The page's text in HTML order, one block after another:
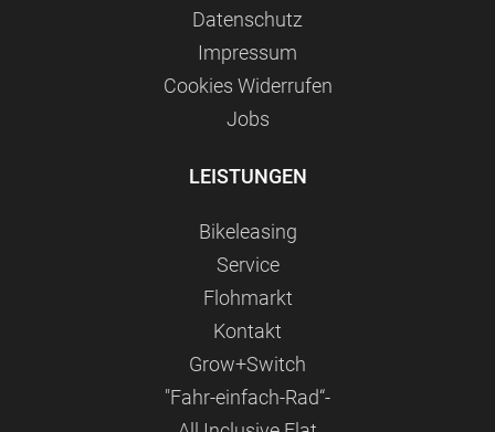
Datenschutz
Impressum
Сookies Widerrufen
Jobs
LEISTUNGEN
Bikeleasing
Service
Flohmarkt
Kontakt
Grow+Switch
"Fahr-einfach-Rad“-